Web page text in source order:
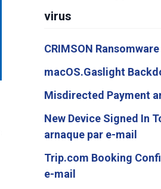
virus
CRIMSON Ransomware
macOS.Gaslight
Misdirected Payment
New Device Signed In
arnaque par e-mail
Trip.com Booking
e-mail